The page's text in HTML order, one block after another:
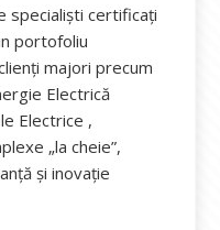
specialiști certificați
portofoliu
majori precum
Electrică
Electrice ,
„la cheie”,
și inovație